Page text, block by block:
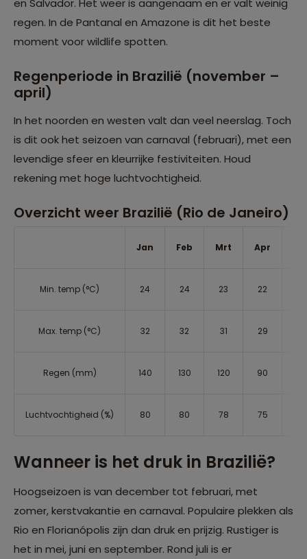
en Salvador. Het weer is aangenaam en er valt weinig
regen. In de Pantanal en Amazone is dit het beste
moment voor wildlife spotten.
Regenperiode in Brazilië (november –
april)
In het noorden en westen valt dan veel neerslag. Toch
is dit ook het seizoen van carnaval (februari), met een
levendige sfeer en kleurrijke festiviteiten. Houd
rekening met hoge luchtvochtigheid.
Overzicht weer Brazilië (Rio de Janeiro)
Jan Feb Mrt Apr
Min. temp (°C) 24 24 23 22
Max. temp (°C) 32 32 31 29
Regen (mm) 140 130 120 90
Luchtvochtigheid (%) 80 80 78 75
Wanneer is het druk in Brazilië?
Hoogseizoen is van december tot februari, met
zomer, kerstvakantie en carnaval. Populaire plekken als
Rio en Florianópolis zijn dan druk en prijzig. Rustiger is
het in mei, juni en september. Rond juli is er